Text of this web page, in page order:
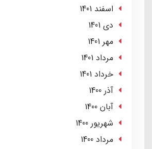
اسفند 1401
دی 1401
مهر 1401
مرداد 1401
خرداد 1401
آذر 1400
آبان 1400
شهریور 1400
مرداد 1400